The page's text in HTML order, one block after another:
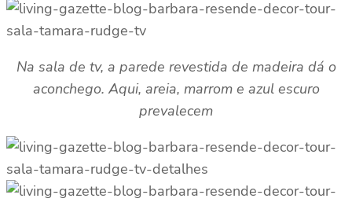
Na sala de tv, a parede revestida de madeira dá o
aconchego. Aqui, areia, marrom e azul escuro
prevalecem